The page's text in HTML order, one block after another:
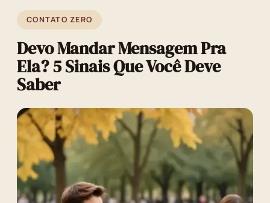
CONTATO ZERO
Devo Mandar Mensagem Pra
Ela? 5 Sinais Que Você Deve
Saber